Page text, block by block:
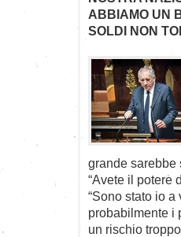
ABBIAMO UN
SOLDI NON
grande sarebbe
“Avete il potere
“Sono stato io
probabilmente i
un rischio